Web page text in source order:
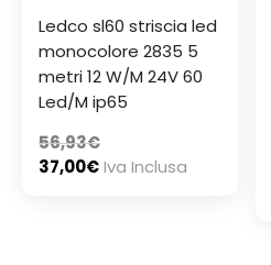
Ledco sl60 striscia led
monocolore 2835 5
metri 12 W/M 24V 60
Led/M ip65
56,93€
37,00€Iva Inclusa